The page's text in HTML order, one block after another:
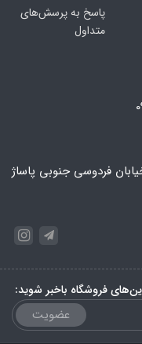
پاسخ به پرسش‌های
متداول
فردوسی جنوبی پاساژ
فروشگاه باخبر شوید:
عضویت